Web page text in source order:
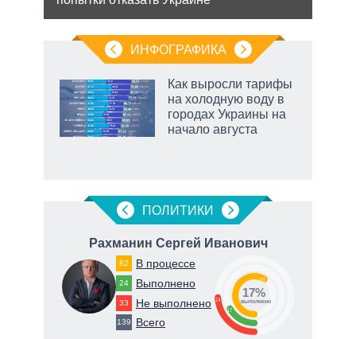
ИНФОГРАФИКА
Как выросли тарифы
на холодную воду в
городах Украины на
начало августа
ПОЛИТИКИ
Рахманин Сергей Иванович
82 В процессе
24 Выполнено
33 Не выполнено
139 Всего
24
17
59
17%
выполнено